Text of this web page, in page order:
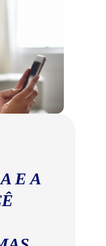
E A